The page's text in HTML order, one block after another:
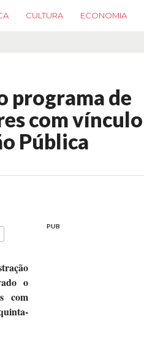
CULTURA ECONOMIA
programa de
com vínculo
Pública
o
com
PUB